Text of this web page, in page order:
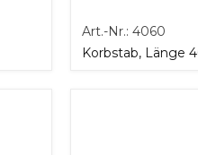
Art.-Nr.:4060
Korbstab, Länge